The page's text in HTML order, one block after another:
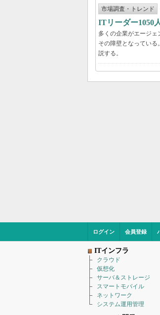
市場調査・トレンド
ITリーダー1050
多くの企業がエージ
その障壁となってい
説する。
ログイン 会員登録
ITインフラ
クラウド
仮想化
サーバ＆ストレージ
スマートモバイル
ネットワーク
システム運用管理